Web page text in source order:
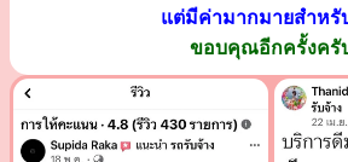
แต่มีค่ามากมายสำหรั
ขอบคุณอีกครั้งครั